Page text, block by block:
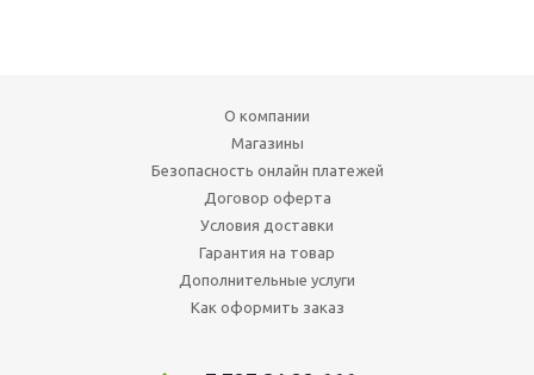
О компании
Магазины
Безопасность онлайн платежей
Договор оферта
Условия доставки
Гарантия на товар
Дополнительные услуги
Как оформить заказ